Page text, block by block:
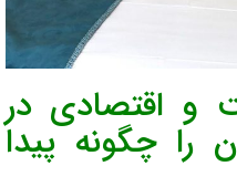
و اقتصادی در
را چگونه پیدا